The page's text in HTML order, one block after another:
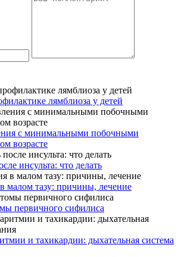
лямблиоза у детей
с минимальными побочными
возрасте
инсульта: что делать
малом тазу: причины, лечение
первичного сифилиса
и тахикардии: дыхательная система